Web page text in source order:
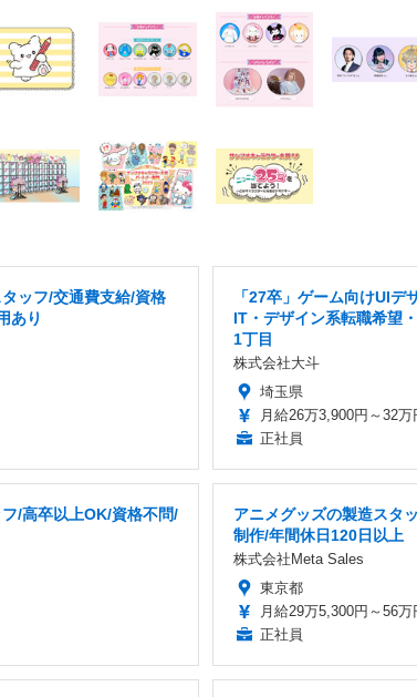
ッフ/交通費支給/資格
あり
「27卒」ゲーム向けUIデ
IT・デザイン系転職希望
1丁目
株式会社大斗
埼玉県
月給26万3,900円～32万
正社員
/高卒以上OK/資格不問/
アニメグッズの製造スタ
制作/年間休日120日以上
株式会社Meta Sales
東京都
月給29万5,300円～56万
正社員